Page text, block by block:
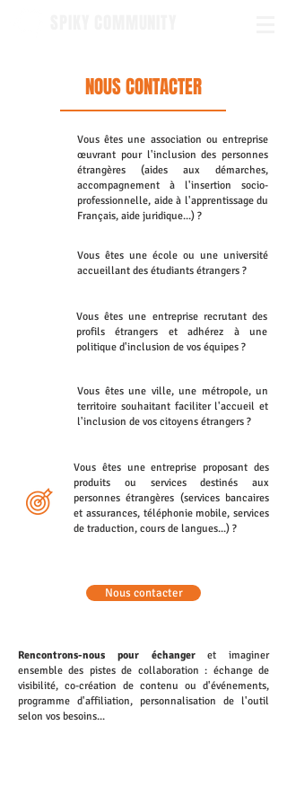
NOUS CONTACTER
Vous êtes une association ou entreprise
œuvrant pour l'inclusion des personnes
étrangères (aides aux démarches,
accompagnement à l'insertion socio-
professionnelle, aide à l'apprentissage du
Français, aide juridique...) ?
Vous êtes une école ou une université
accueillant des étudiants étrangers ?
Vous êtes une entreprise recrutant des
profils étrangers et adhérez à une
politique d'inclusion de vos équipes ?
Vous êtes une ville, une métropole, un
territoire souhaitant faciliter l'accueil et
l'inclusion de vos citoyens étrangers ?
Vous êtes une entreprise proposant des
produits ou services destinés aux
personnes étrangères (services bancaires
et assurances, téléphonie mobile, services
de traduction, cours de langues...) ?
Nous contacter
Rencontrons-nous pour échangeret imaginer
ensemble des pistes de collaboration : échange de
visibilité, co-création de contenu ou d'événements,
programme d'affiliation, personnalisation de l'outil
selon vos besoins...